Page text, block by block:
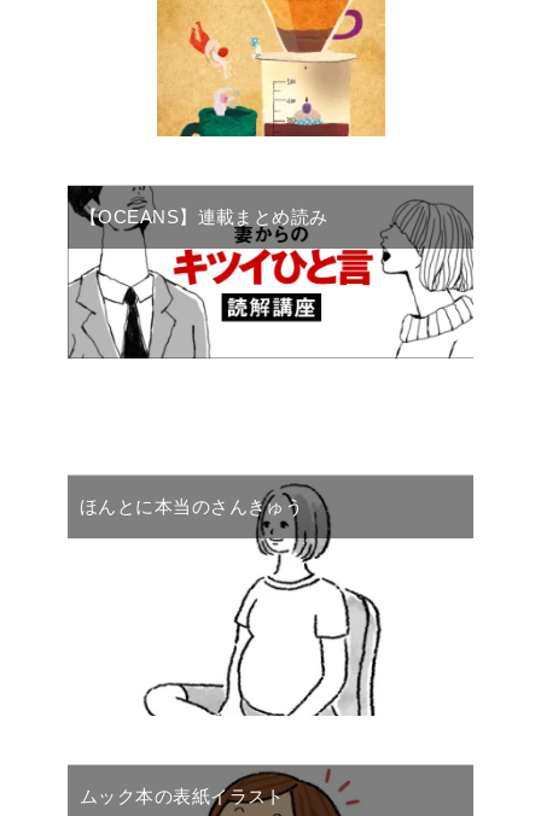
【OCEANS】連載まとめ読み
ほんとに本当のさんきゅう
ムック本の表紙イラスト